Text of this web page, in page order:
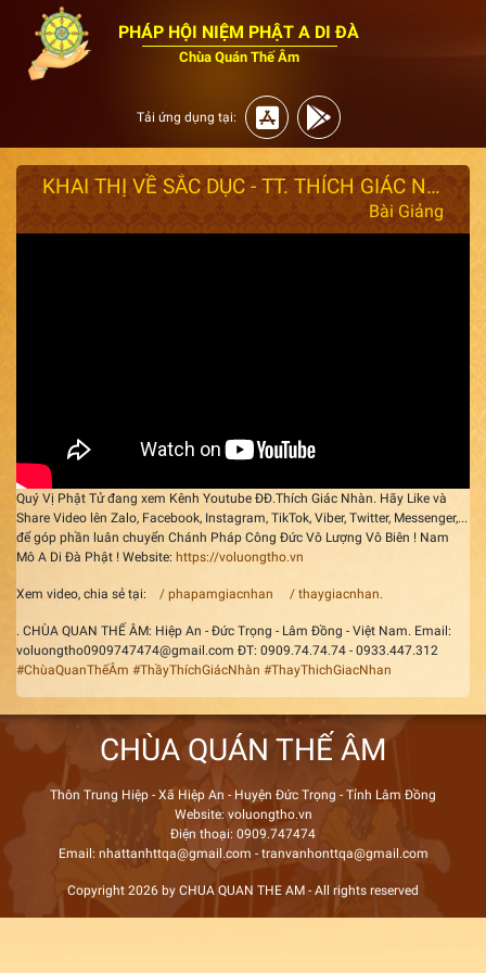
PHÁP HỘI NIỆM PHẬT A DI ĐÀ
Chùa Quán Thế Âm
Tải ứng dụng tại:
KHAI THỊ VỀ SẮC DỤC - TT. THÍCH GIÁC NHÀN giảng TỔ SƯ ẤN QUANG
Bài Giảng
Quý Vị Phật Tử đang xem Kênh Youtube ĐĐ.Thích Giác Nhàn. Hãy Like và
Share Video lên Zalo, Facebook, Instagram, TikTok, Viber, Twitter, Messenger,...
để góp phần luân chuyển Chánh Pháp Công Đức Vô Lượng Vô Biên ! Nam
Mô A Di Đà Phật ! Website: https://voluongtho.vn
Xem video, chia sẻ tại: / phapamgiacnhan / thaygiacnhan.
. CHÙA QUAN THẾ ÂM: Hiệp An - Đức Trọng - Lâm Đồng - Việt Nam. Email:
voluongtho0909747474@gmail.com ĐT: 0909.74.74.74 - 0933.447.312
#ChùaQuanThếÂm #ThầyThíchGiácNhàn #ThayThichGiacNhan
CHÙA QUÁN THẾ ÂM
Thôn Trung Hiệp - Xã Hiệp An - Huyện Đức Trọng - Tỉnh Lâm Đồng
Website: voluongtho.vn
Điện thoại: 0909.747474
Email: nhattanhttqa@gmail.com - tranvanhonttqa@gmail.com
Copyright 2026 by CHUA QUAN THE AM - All rights reserved